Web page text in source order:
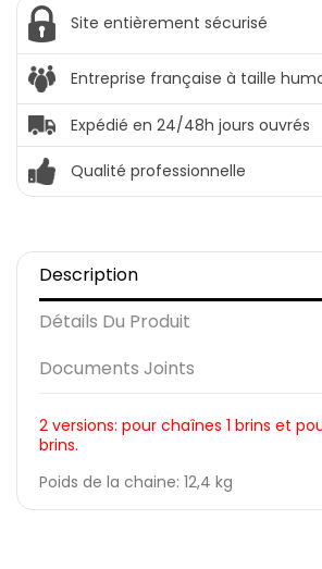
Site entièrement sécurisé
Entreprise française à taille
Expédié en 24/48h jours ouvrés
Qualité professionnelle
Description
Détails Du Produit
Documents Joints
2 versions: pour chaînes 1 brins et
brins.
Poids de la chaine: 12,4 kg